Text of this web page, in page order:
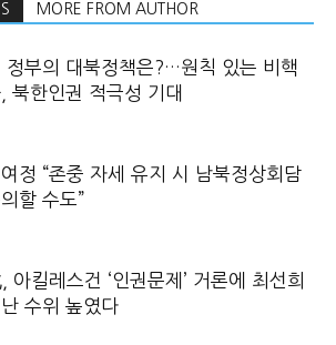
MORE FROM AUTHOR
정부의 대북정책은?…원칙 있는 비핵
북한인권 적극성 기대
여정 “존중 자세 유지 시 남북정상회담
할 수도”
아킬레스건 ‘인권문제’ 거론에 최선희
수위 높였다